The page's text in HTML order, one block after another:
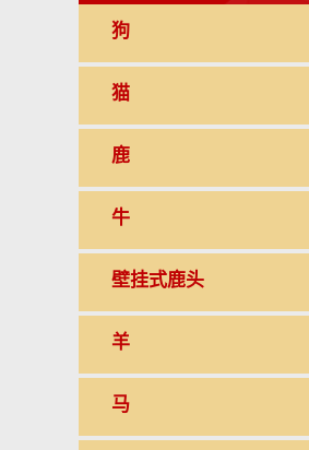
狗
猫
鹿
牛
壁挂式鹿头
羊
马